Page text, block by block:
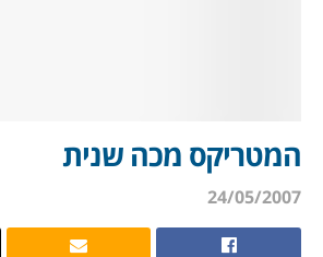
המטריקס מכה שנית
24/05/2007